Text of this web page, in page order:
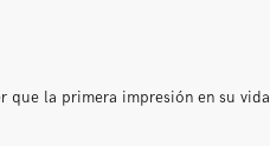
que la primera impresión en su vida